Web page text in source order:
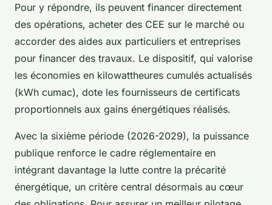
Pour y répondre, ils peuvent financer directement
des opérations, acheter des CEE sur le marché ou
accorder des aides aux particuliers et entreprises
pour financer des travaux. Le dispositif, qui valorise
les économies en kilowattheures cumulés actualisés
(kWh cumac), dote les fournisseurs de certificats
proportionnels aux gains énergétiques réalisés.
Avec la sixième période (2026-2029), la puissance
publique renforce le cadre réglementaire en
intégrant davantage la lutte contre la précarité
énergétique, un critère central désormais au cœur